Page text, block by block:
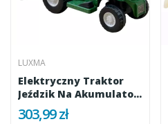
LUXMA
Elektryczny Traktor
Jeździk Na Akumulator
Z...
303,99 zł